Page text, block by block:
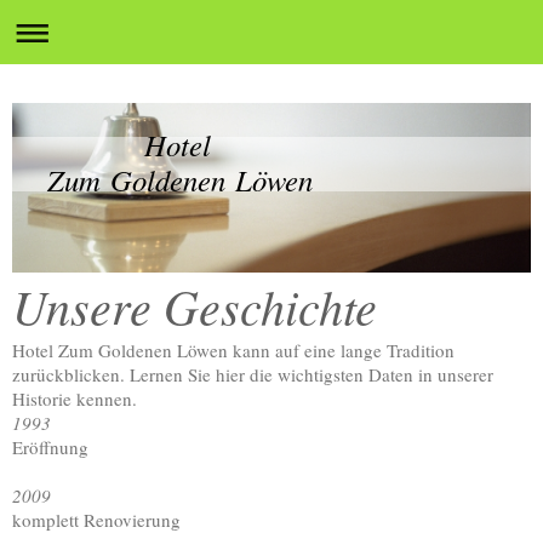
Hotel
Zum Goldenen Löwen
Unsere Geschichte
Hotel Zum Goldenen Löwen kann auf eine lange Tradition
zurückblicken. Lernen Sie hier die wichtigsten Daten in unserer
Historie kennen.
1993
Eröffnung
2009
komplett Renovierung